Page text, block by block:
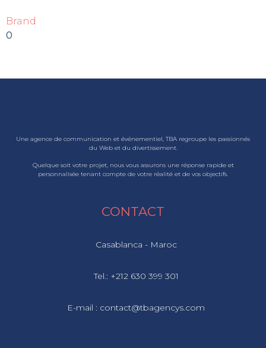
Brand
0
Une agence de communication et événementiel, TBA regroupe les passionnés
du Web et du divertissement.
Quelque soit votre projet, nous vous assurons une réponse rapide et
personnalisée tenant compte de votre réalité et de vos objectifs.
CONTACT
Casablanca - Maroc
Tel.: +212 630 399 301
E-mail : contact@tbagencys.com